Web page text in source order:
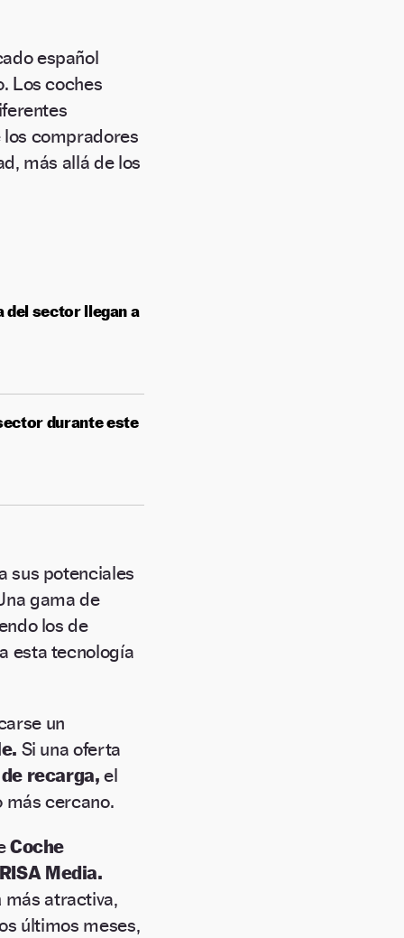
español
Los coches
los compradores
más allá de los
del sector llegan a
durante este
sus potenciales
gama de
los de
esta tecnología
un
Si una oferta
recarga, el
más cercano.
Coche
Media.
más atractiva,
últimos meses,